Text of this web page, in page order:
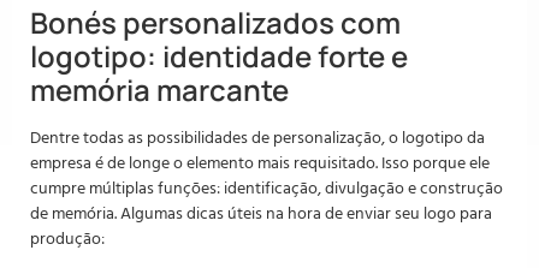
Bonés personalizados com
logotipo: identidade forte e
memória marcante
Dentre todas as possibilidades de personalização, o logotipo da
empresa é de longe o elemento mais requisitado. Isso porque ele
cumpre múltiplas funções: identificação, divulgação e construção
de memória. Algumas dicas úteis na hora de enviar seu logo para
produção: